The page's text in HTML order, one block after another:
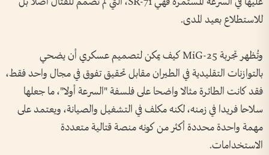
للاستطلاع بعيد المدى.
وتُظهر تجربة MiG-25 كيف يمكن لتصميم عسكري أن يضحي
بالتوازنات التقليدية في الطيران مقابل تحقيق تفوق في مجال واحد فقط،
فقد كانت الطائرة مثالا واضحا على فلسفة "السرعة أولا"، ما جعلها
سلاحا فريدا في زمنه، لكنه مكلف في التشغيل والصيانة، ويعتمد على
مهمة واحدة محددة أكثر من كونه منصة قتالية متعددة
الاستخدامات.